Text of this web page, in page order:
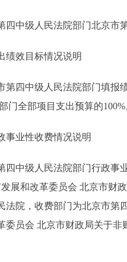
中级人民法院部门北京市第
效目标情况说明
四中级人民法院部门填报绩
门全部项目支出预算的
业性收费情况说明
中级人民法院部门行政事
展和改革委员会 北京市财
法院，收费部门为北京市第
委员会 北京市财政局关于